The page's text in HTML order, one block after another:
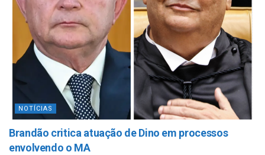
NOTÍCIAS
Brandão critica atuação de Dino em processos
envolvendo o MA